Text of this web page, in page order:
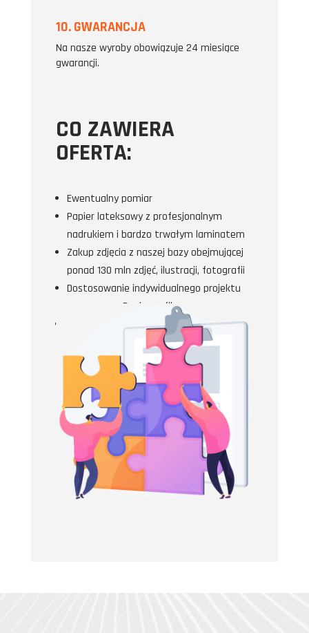
10. GWARANCJA
Na nasze wyroby obowiązuje 24 miesiące
gwarancji.
CO ZAWIERA
OFERTA:
Ewentualny pomiar
Papier lateksowy z profesjonalnym
nadrukiem i bardzo trwałym laminatem
Zakup zdjęcia z naszej bazy obejmującej
ponad 130 mln zdjęć, ilustracji, fotografii
Dostosowanie indywidualnego projektu
przez naszą Panią grafik
Transport i montaż